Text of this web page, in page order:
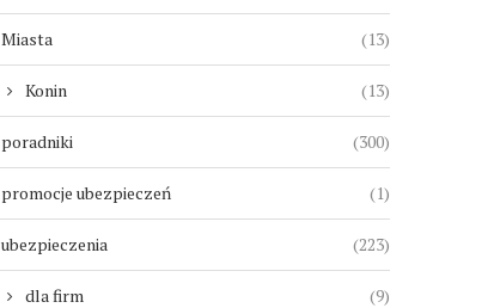
Miasta (13)
Konin (13)
poradniki (300)
promocje ubezpieczeń (1)
ubezpieczenia (223)
dla firm (9)